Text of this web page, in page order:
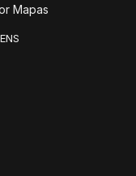
Mapas